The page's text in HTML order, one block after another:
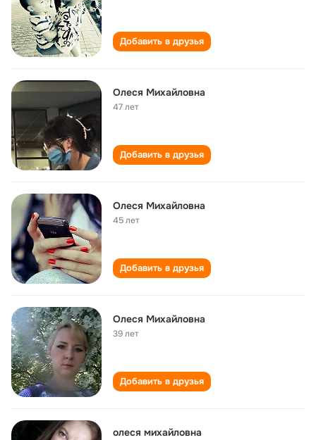
Добавить в друзья
Олеся Михайловна
47 лет
Добавить в друзья
Олеся Михайловна
45 лет
Добавить в друзья
Олеся Михайловна
39 лет
Добавить в друзья
олеся михайловна